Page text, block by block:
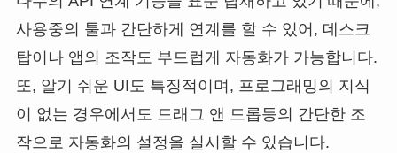
사용중의 툴과 간단하게 연계를 할 수 있어, 데스크
탑이나 앱의 조작도 부드럽게 자동화가 가능합니다.
또, 알기 쉬운 UI도 특징적이며, 프로그래밍의 지식
이 없는 경우에서도 드래그 앤 드롭등의 간단한 조
작으로 자동화의 설정을 실시할 수 있습니다.